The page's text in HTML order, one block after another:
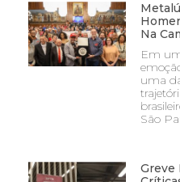
Na
Em
uma
São
Greve